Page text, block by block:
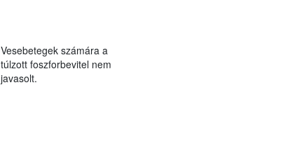
Vesebetegek számára a
túlzott foszforbevitel nem
javasolt.